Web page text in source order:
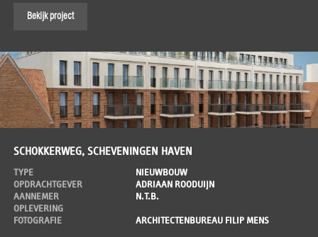
Bekijk project
SCHOKKERWEG, SCHEVENINGEN HAVEN
TYPE
NIEUWBOUW
OPDRACHTGEVER
ADRIAAN ROODUIJN
AANNEMER
N.T.B.
OPLEVERING
FOTOGRAFIE
ARCHITECTENBUREAU FILIP MENS